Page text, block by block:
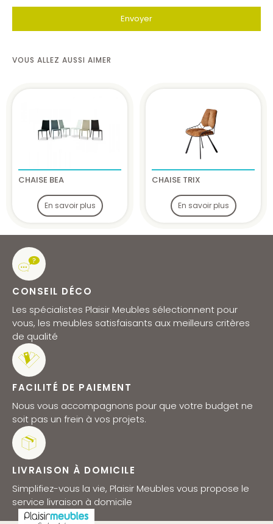
Envoyer
VOUS ALLEZ AUSSI AIMER
CHAISE BEA
En savoir plus
CHAISE TRIX
En savoir plus
CONSEIL DÉCO
Les spécialistes Plaisir Meubles sélectionnent pour
vous, les meubles satisfaisants aux meilleurs critères
de qualité
FACILITÉ DE PAIEMENT
Nous vous accompagnons pour que votre budget ne
soit pas un frein à vos projets.
LIVRAISON À DOMICILE
Simplifiez-vous la vie, Plaisir Meubles vous propose le
service livraison à domicile